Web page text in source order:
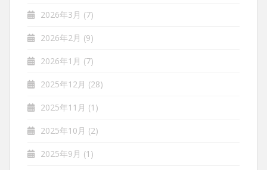
2026年3月 (7)
2026年2月 (9)
2026年1月 (7)
2025年12月 (28)
2025年11月 (1)
2025年10月 (2)
2025年9月 (1)